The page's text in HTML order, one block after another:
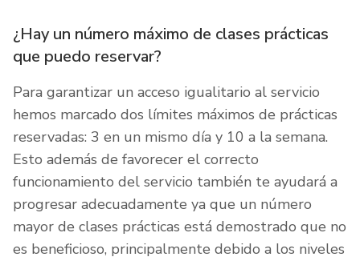
¿Hay un número máximo de clases prácticas
que puedo reservar?
Para garantizar un acceso igualitario al servicio
hemos marcado dos límites máximos de prácticas
reservadas: 3 en un mismo día y 10 a la semana.
Esto además de favorecer el correcto
funcionamiento del servicio también te ayudará a
progresar adecuadamente ya que un número
mayor de clases prácticas está demostrado que no
es beneficioso, principalmente debido a los niveles